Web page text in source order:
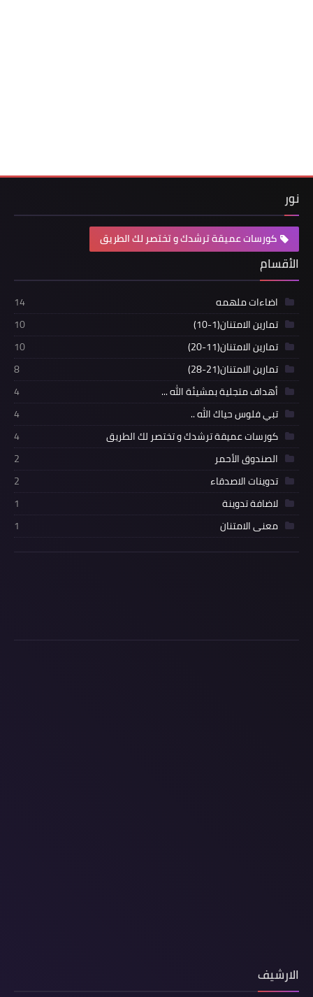
نور
كورسات عميقة ترشدك و تختصر لك الطريق
الأقسام
اضاءات ملهمه
14
تمارين الامتنان(1-10)
10
تمارين الامتنان(11-20)
10
تمارين الامتنان(21-28)
8
أهداف متجلية بمشيئة الله ...
4
تبي فلوس حياك الله ..
4
كورسات عميقة ترشدك و تختصر لك الطريق
4
الصندوق الأحمر
2
تدوينات الاصدقاء
2
لاضافة تدوينة
1
معنى الامتنان
1
الارشيف